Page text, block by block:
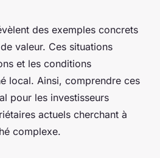
des exemples concrets
valeur. Ces situations
et les conditions
local. Ainsi, comprendre ces
pour les investisseurs
actuels cherchant à
complexe.